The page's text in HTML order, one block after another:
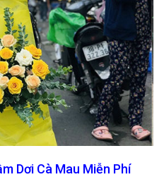
Dơi Cà Mau Miễn Phí